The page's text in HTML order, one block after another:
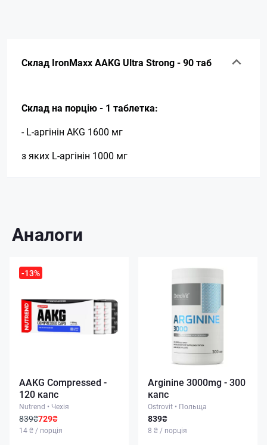
Склад IronMaxx AAKG Ultra Strong - 90 таб
Склад на порцію - 1 таблетка:
- L-аргінін AKG 1600 мг
з яких L-аргінін 1000 мг
Аналоги
-13%
AAKG Compressed -
120 капс
Nutrend • Чехія
839₴729₴
14 ₴ / порція
Arginine 3000mg - 300
капс
Ostrovit • Польща
839₴
8 ₴ / порція